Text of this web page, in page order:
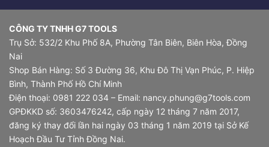
CÔNG TY TNHH G7 TOOLS
Trụ Sở: 532/2 Khu Phố 8A, Phường Tân Biên, Biên Hòa, Đồng
Nai
Shop Bán Hàng: Số 3 Đường 36, Khu Đô Thị Vạn Phúc, P. Hiệp
Bình, Thành Phố Hồ Chí Minh
Điện thoại: 0981 222 034 – Email: nancy.phung@g7tools.com
GPĐKKD số: 3603476242, cấp ngày 12 tháng 7 năm 2017,
đăng ký thay đổi lần hai ngày 03 tháng 1 năm 2019 tại Sở Kế
Hoạch Đầu Tư Tỉnh Đồng Nai.